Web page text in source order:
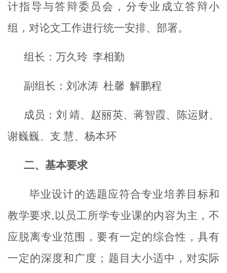
计指导与答辩委员会，分专业成立答辩小
组，对论文工作进行统一安排、部署。
组长：万久玲 李相勤
副组长：刘冰涛 杜馨 解鹏程
成员：刘 靖、赵丽英、蒋智霞、陈运财、
谢巍巍、支 慧、杨本环
二、基本要求
毕业设计的选题应符合专业培养目标和
教学要求, 以员工所学专业课的内容为主，不
应脱离专业范围，要有一定的综合性，具有
一定的深度和广度；题目大小适中，对实际